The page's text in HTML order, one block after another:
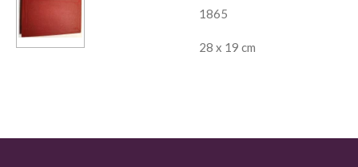
1865
28 x 19 cm